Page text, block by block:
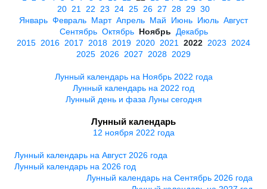
20 21 22 23 24 25 26 27 28 29 30
Январь Февраль Март Апрель Май Июнь Июль Август
Сентябрь Октябрь Ноябрь
Декабрь
2015 2016 2017 2018 2019 2020 2021 2022 2023
2024
2025 2026 2027 2028 2029
Лунный календарь на Ноябрь 2022 года
Лунный календарь на 2022 год
Лунный день и фаза Луны сегодня
Лунный календарь
12 ноября 2022 года
Лунный календарь на Август 2026 года
Лунный календарь на 2026 год
Лунный календарь на Сентябрь 2026 года